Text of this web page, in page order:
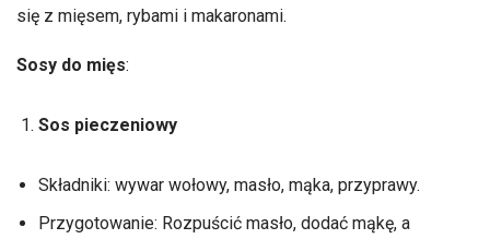
się z mięsem, rybami i makaronami.
Sosy do mięs:
Sos pieczeniowy
Składniki: wywar wołowy, masło, mąka, przyprawy.
Przygotowanie: Rozpuścić masło, dodać mąkę, a